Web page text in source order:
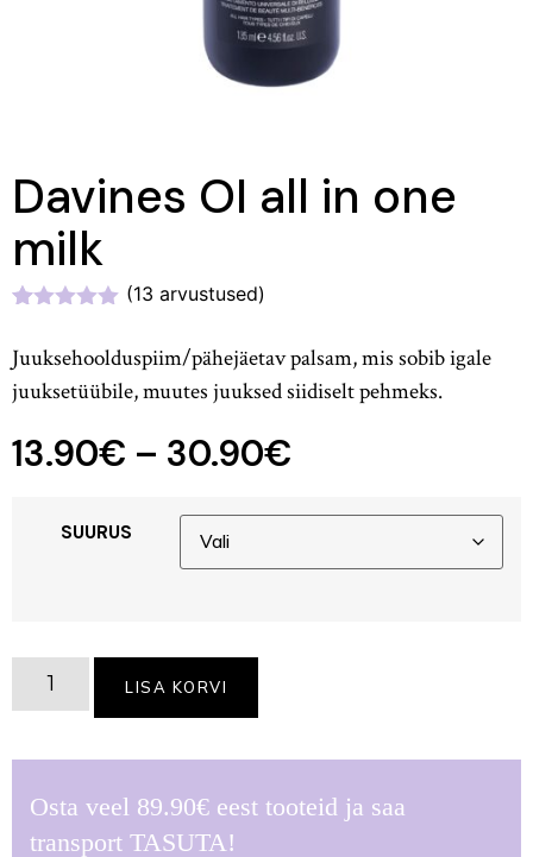
Davines OI all in one
milk
5.00
kliendi
hinnangu
põhjal
(13 arvustused)
Juuksehoolduspiim/pähejäetav palsam, mis sobib igale
juuksetüübile, muutes juuksed siidiselt pehmeks.
13.90€ – 30.90€
SUURUS
LISA KORVI
Osta veel 89.90€ eest tooteid ja saa
transport TASUTA!